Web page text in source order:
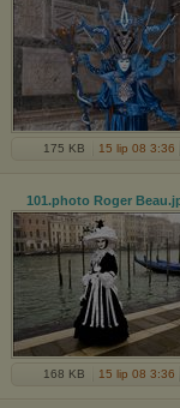
175 KB 15 lip 08 3:36
101.photo Roger Beau
168 KB 15 lip 08 3:36